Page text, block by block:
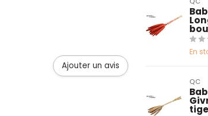
Ajouter un avis
En
QC